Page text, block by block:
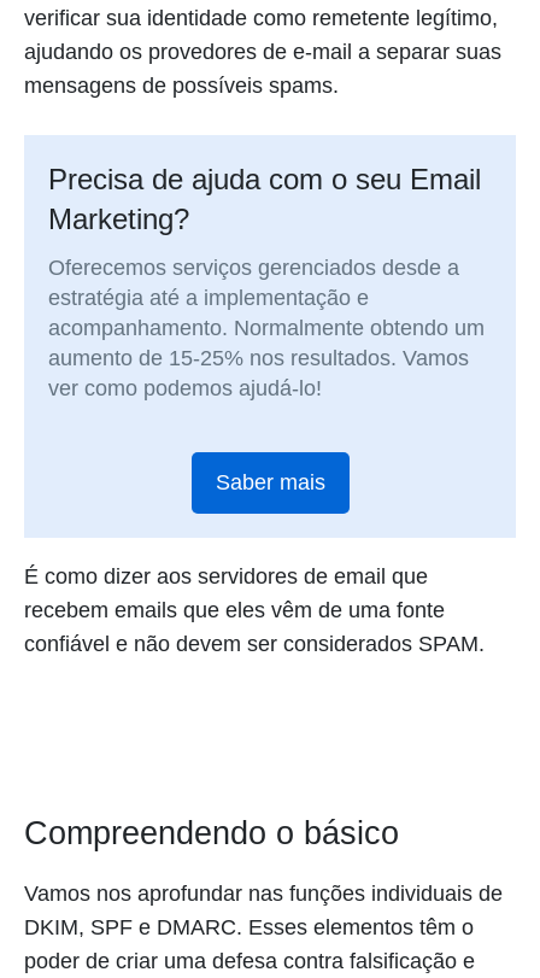
verificar sua identidade como remetente legítimo,
ajudando os provedores de e-mail a separar suas
mensagens de possíveis spams.
Precisa de ajuda com o seu Email
Marketing?
Oferecemos serviços gerenciados desde a
estratégia até a implementação e
acompanhamento. Normalmente obtendo um
aumento de 15-25% nos resultados. Vamos
ver como podemos ajudá-lo!
Saber mais
É como dizer aos servidores de email que
recebem emails que eles vêm de uma fonte
confiável e não devem ser considerados SPAM.
Compreendendo o básico
Vamos nos aprofundar nas funções individuais de
DKIM, SPF e DMARC. Esses elementos têm o
poder de criar uma defesa contra falsificação e